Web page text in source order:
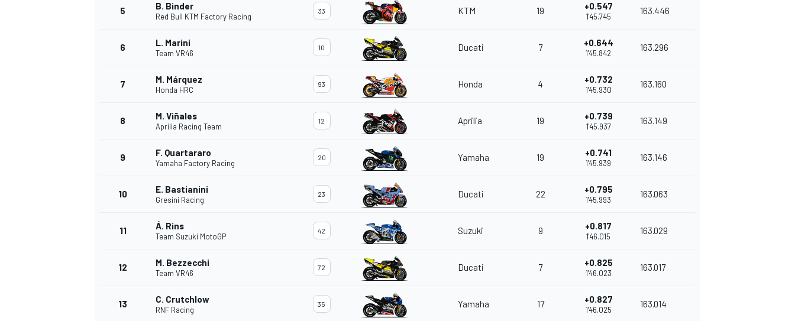
5 B. Binder
Red Bull KTM Factory Racing
33 KTM 19 +0.547
1'45.745
163.446
6 L. Marini
Team VR46
10 Ducati 7 +0.644
1'45.842
163.296
7 M. Márquez
Honda HRC
93 Honda 4 +0.732
1'45.930
163.160
8 M. Viñales
Aprilia Racing Team
12 Aprilia 19 +0.739
1'45.937
163.149
9 F. Quartararo
Yamaha Factory Racing
20 Yamaha 19 +0.741
1'45.939
163.146
10 E. Bastianini
Gresini Racing
23 Ducati 22 +0.795
1'45.993
163.063
11 Á. Rins
Team Suzuki MotoGP
42 Suzuki 9 +0.817
1'46.015
163.029
12 M. Bezzecchi
Team VR46
72 Ducati 7 +0.825
1'46.023
163.017
13 C. Crutchlow
RNF Racing
35 Yamaha 17 +0.827
1'46.025
163.014